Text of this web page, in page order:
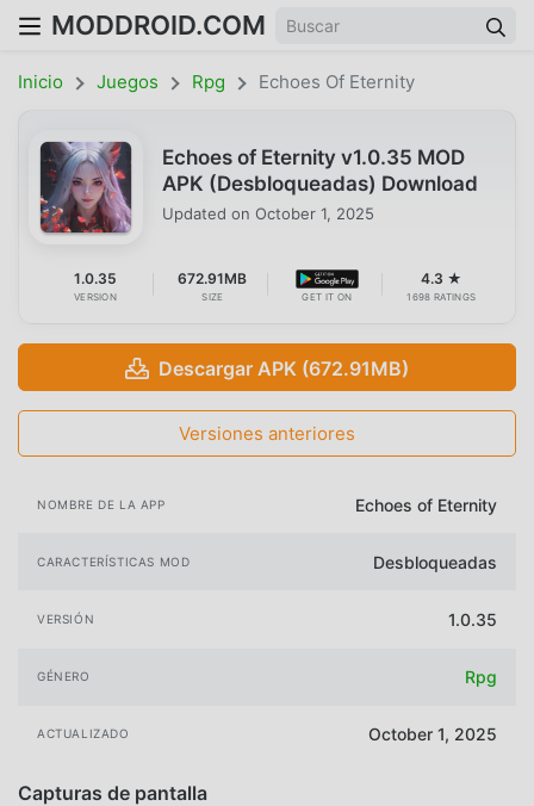
MODDROID.COM
Inicio Juegos Rpg Echoes Of Eternity
Echoes of Eternity v1.0.35 MOD
APK (Desbloqueadas) Download
Updated on October 1, 2025
1.0.35
VERSION
672.91MB
SIZE GET IT ON
4.3 ★
1698 RATINGS
Descargar APK (672.91MB)
Versiones anteriores
NOMBRE DE LA APP Echoes of Eternity
CARACTERÍSTICAS MOD Desbloqueadas
VERSIÓN 1.0.35
GÉNERO Rpg
ACTUALIZADO October 1, 2025
Capturas de pantalla